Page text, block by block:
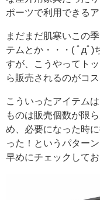
ポーツで利用できる
まだまだ肌寒いこの
テムとか・・・( ﾟдﾟ)
すが、こうやってト
ら販売されるのがコ
こういったアイテム
ものは販売個数が限
め、必要になった時
った！というパター
早めにチェックして